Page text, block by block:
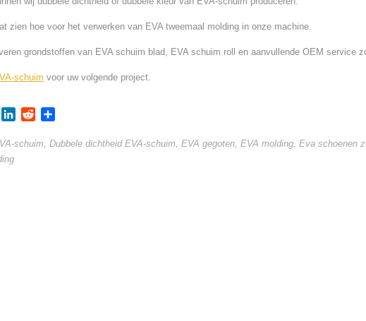
zien hoe voor het verwerken van EVA tweemaal molding in onze machine.
grondstoffen van EVA schuim blad, EVA schuim roll en aanvullende OEM service
schuim voor uw volgende project.
TumblrLinkedInReddit
schuim, Dubbele dichtheid EVA-schuim, EVA gegoten, EVA molding, Eva schoenen